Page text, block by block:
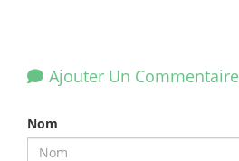
Ajouter Un Commentaire
Nom